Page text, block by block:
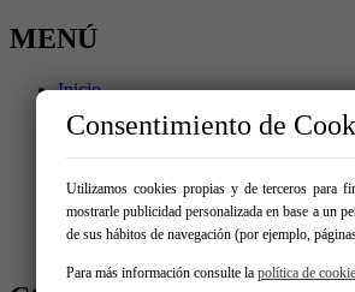
MENÚ
Inicio
Comprar
Vende tu inmueble
Servicios
Contacto
Consentimiento de
Utilizamos cookies propias y de terceros para
mostrarle publicidad personalizada en base a un
de sus hábitos de navegación (por ejemplo,
Para más información consulte la política de